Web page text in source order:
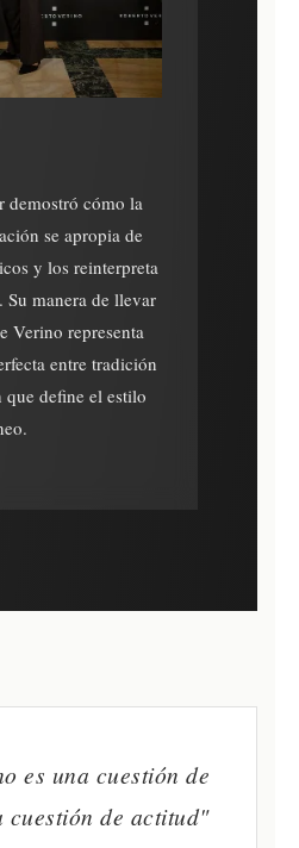
demostró cómo la
se apropia de
y los reinterpreta
Su manera de llevar
Verino representa
entre tradición
define el estilo
es una cuestión de
cuestión de actitud"